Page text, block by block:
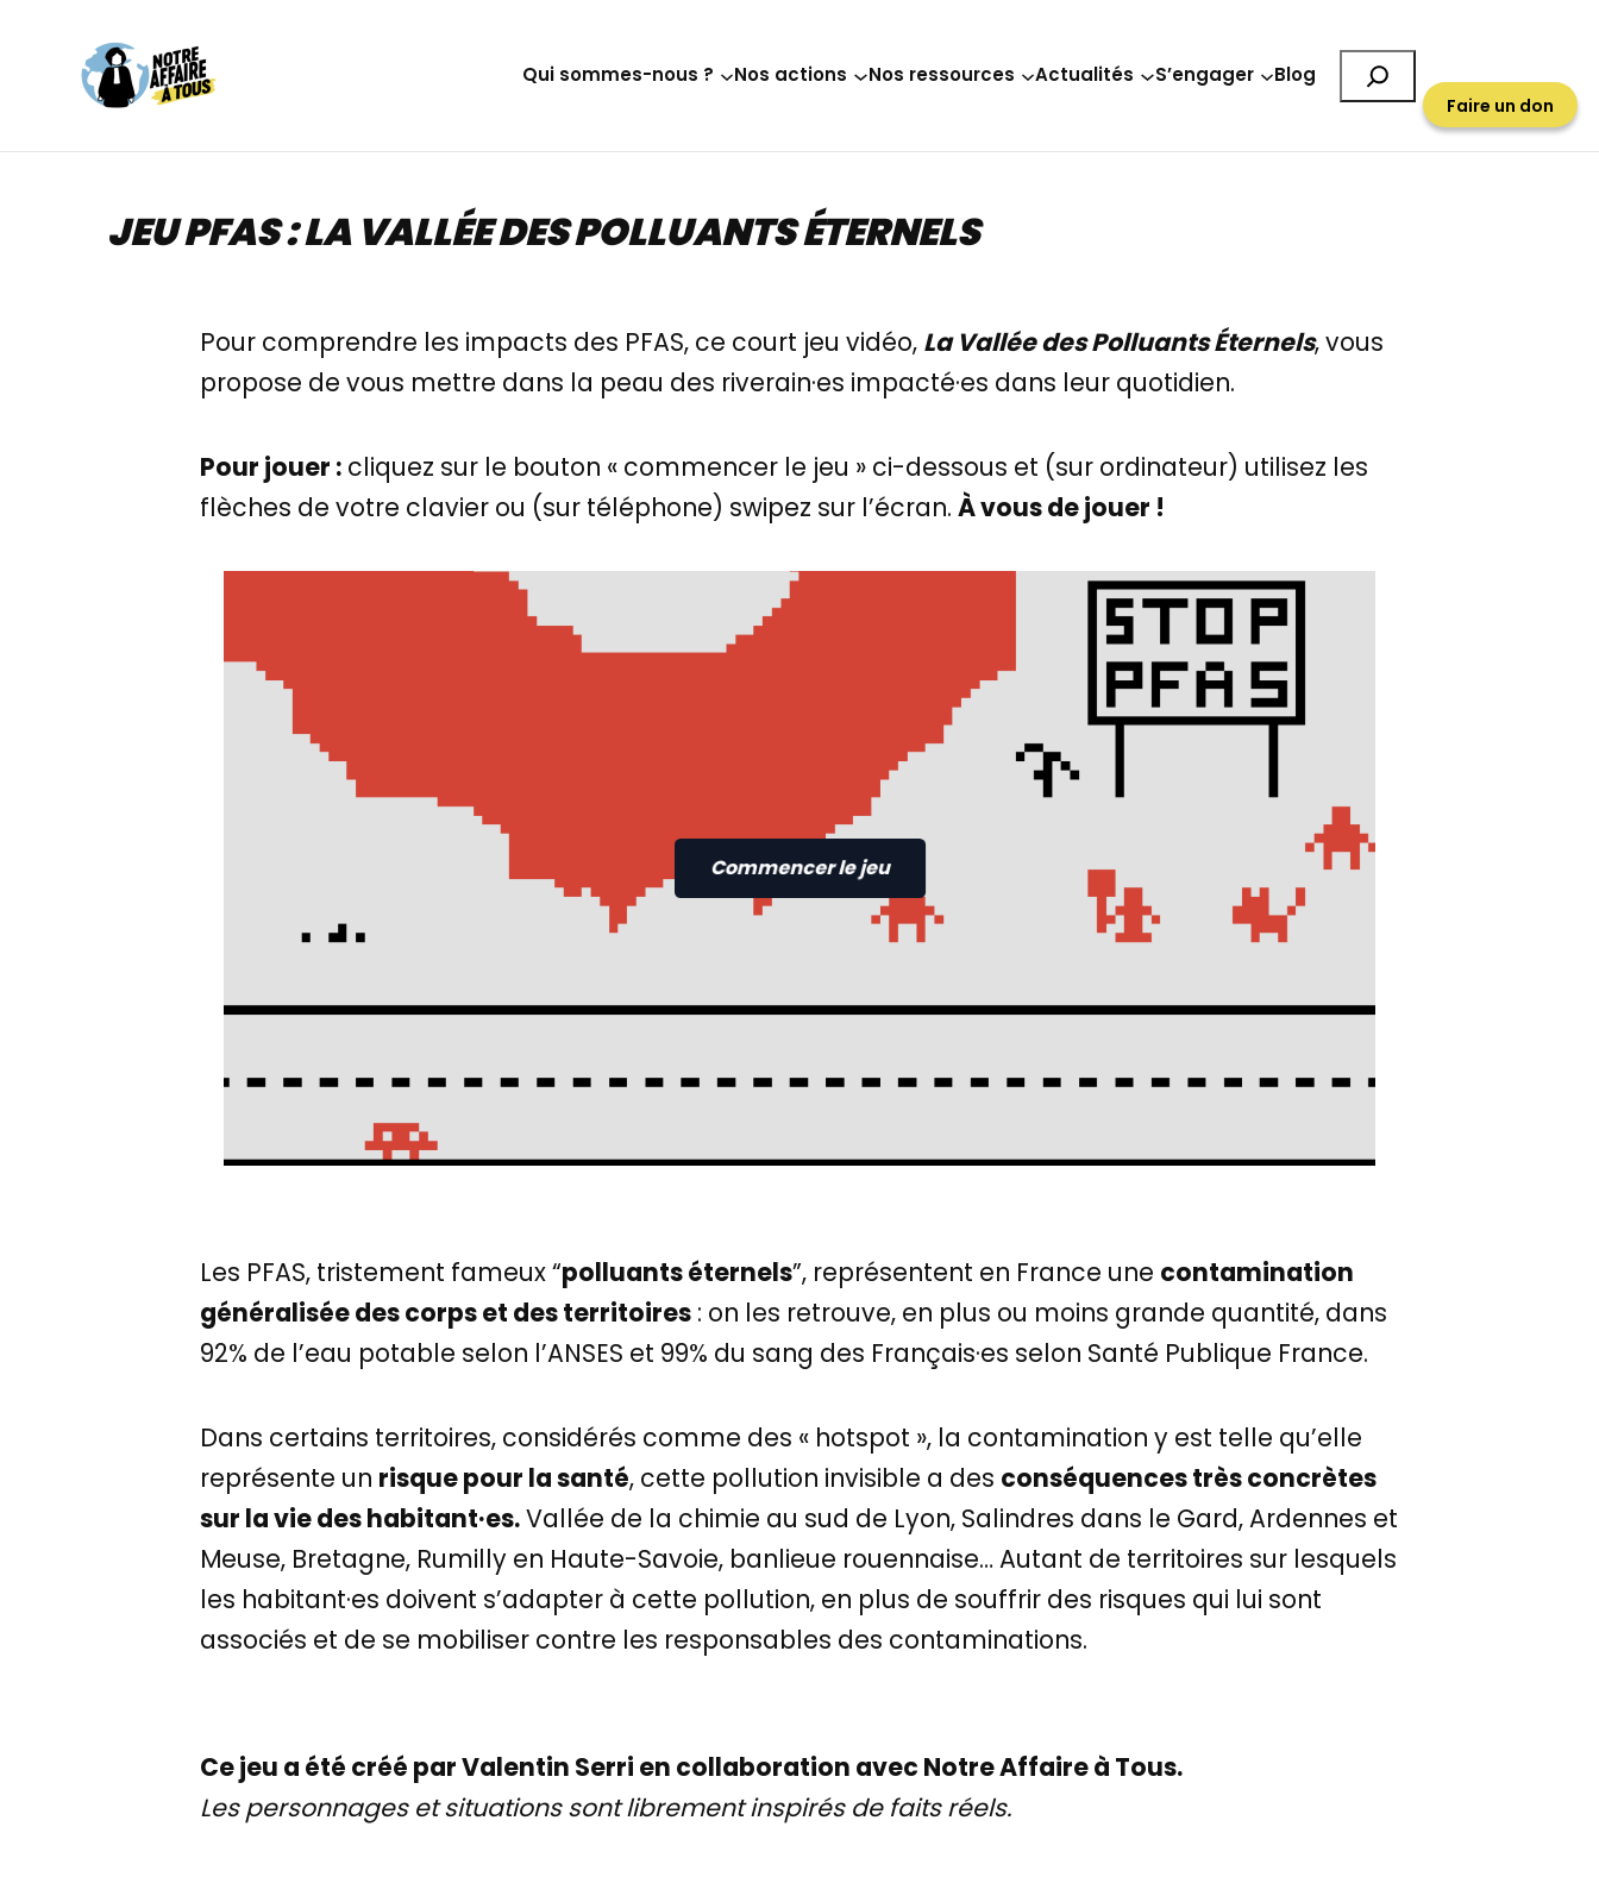
contenu
Qui sommes-nous ? Nos actions Nos ressources Actualités S’engager Blog
Faire un don
JEU PFAS : LA VALLÉE DES POLLUANTS ÉTERNELS
Pour comprendre les impacts des PFAS, ce court jeu vidéo, La Vallée des Polluants Éternels, vous
propose de vous mettre dans la peau des riverain·es impacté·es dans leur quotidien.
Pour jouer : cliquez sur le bouton « commencer le jeu » ci-dessous et (sur ordinateur) utilisez les
flèches de votre clavier ou (sur téléphone) swipez sur l’écran.À vous de jouer !
Commencer le jeu
Les PFAS, tristement fameux “polluants éternels”, représentent en France une contamination
généralisée des corps et des territoires : on les retrouve, en plus ou moins grande quantité, dans
92% de l’eau potable selon l’ANSES et 99% du sang des Français·es selon Santé Publique France.
Dans certains territoires, considérés comme des « hotspot », la contamination y est telle qu’elle
représente un risque pour la santé, cette pollution invisible a des conséquences très concrètes
sur la vie des habitant·es.Vallée de la chimie au sud de Lyon, Salindres dans le Gard, Ardennes et
Meuse, Bretagne, Rumilly en Haute-Savoie, banlieue rouennaise… Autant de territoires sur lesquels
les habitant·es doivent s’adapter à cette pollution, en plus de souffrir des risques qui lui sont
associés et de se mobiliser contre les responsables des contaminations.
Ce jeu a été créé par Valentin Serri en collaboration avec Notre Affaire à Tous.
Les personnages et situations sont librement inspirés de faits réels.